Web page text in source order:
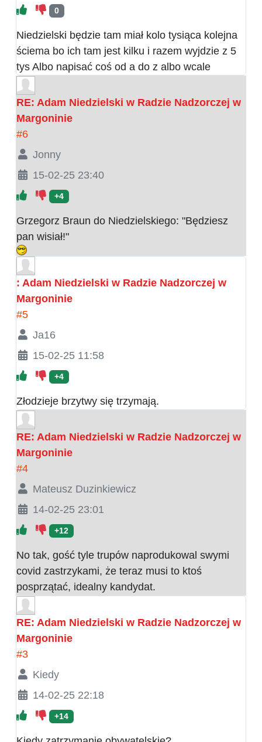
0
Niedzielski będzie tam miał kolo tysiąca kolejna
ściema bo ich tam jest kilku i razem wyjdzie z 5
tys Albo napisać coś od a do z albo wcale
RE: Adam Niedzielski w Radzie Nadzorczej w
Margoninie
#6
Jonny
15-02-25 23:40
+4
Grzegorz Braun do Niedzielskiego: "Będziesz
pan wisiał!"
: Adam Niedzielski w Radzie Nadzorczej w
Margoninie
#5
Ja16
15-02-25 11:58
+4
Złodzieje brzytwy się trzymają.
RE: Adam Niedzielski w Radzie Nadzorczej w
Margoninie
#4
Mateusz Duzinkiewicz
14-02-25 23:01
+12
No tak, gość tyle trupów naprodukowal swymi
covid zastrzykami, że teraz musi to ktoś
posprzątać, idealny kandydat.
RE: Adam Niedzielski w Radzie Nadzorczej w
Margoninie
#3
Kiedy
14-02-25 22:18
+14